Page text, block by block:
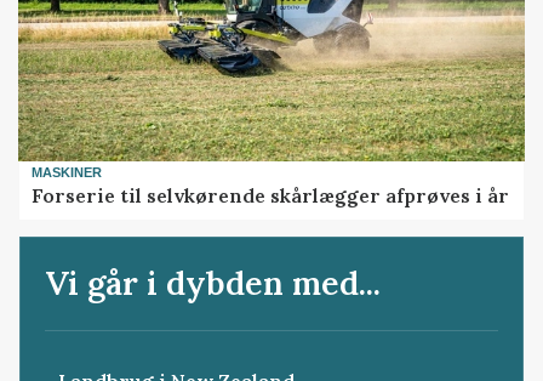
MASKINER
Forserie til selvkørende skårlægger afprøves i år
Vi går i dybden med...